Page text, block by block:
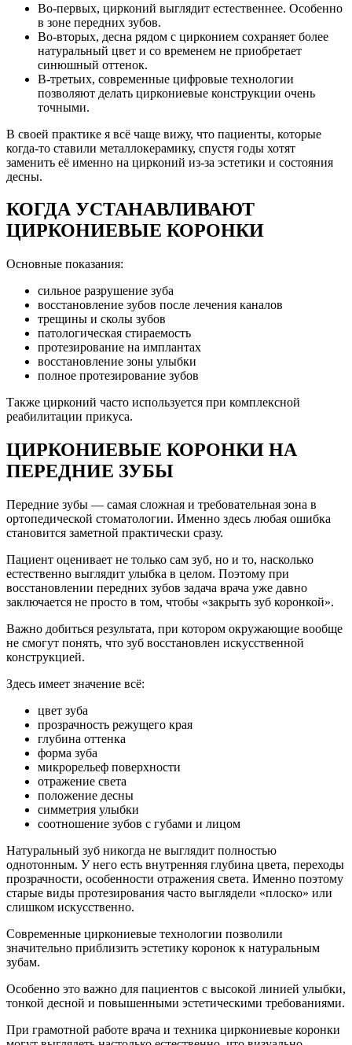
Во-первых, цирконий выглядит естественнее. Особенно
в зоне передних зубов.
Во-вторых, десна рядом с цирконием сохраняет более
натуральный цвет и со временем не приобретает
синюшный оттенок.
В-третьих, современные цифровые технологии
позволяют делать циркониевые конструкции очень
точными.
В своей практике я всё чаще вижу, что пациенты, которые
когда-то ставили металлокерамику, спустя годы хотят
заменить её именно на цирконий из-за эстетики и состояния
десны.
КОГДА УСТАНАВЛИВАЮТ
ЦИРКОНИЕВЫЕ КОРОНКИ
Основные показания:
сильное разрушение зуба
восстановление зубов после лечения каналов
трещины и сколы зубов
патологическая стираемость
протезирование на имплантах
восстановление зоны улыбки
полное протезирование зубов
Также цирконий часто используется при комплексной
реабилитации прикуса.
ЦИРКОНИЕВЫЕ КОРОНКИ НА
ПЕРЕДНИЕ ЗУБЫ
Передние зубы — самая сложная и требовательная зона в
ортопедической стоматологии. Именно здесь любая ошибка
становится заметной практически сразу.
Пациент оценивает не только сам зуб, но и то, насколько
естественно выглядит улыбка в целом. Поэтому при
восстановлении передних зубов задача врача уже давно
заключается не просто в том, чтобы «закрыть зуб коронкой».
Важно добиться результата, при котором окружающие вообще
не смогут понять, что зуб восстановлен искусственной
конструкцией.
Здесь имеет значение всё:
цвет зуба
прозрачность режущего края
глубина оттенка
форма зуба
микрорельеф поверхности
отражение света
положение десны
симметрия улыбки
соотношение зубов с губами и лицом
Натуральный зуб никогда не выглядит полностью
однотонным. У него есть внутренняя глубина цвета, переходы
прозрачности, особенности отражения света. Именно поэтому
старые виды протезирования часто выглядели «плоско» или
слишком искусственно.
Современные циркониевые технологии позволили
значительно приблизить эстетику коронок к натуральным
зубам.
Особенно это важно для пациентов с высокой линией улыбки,
тонкой десной и повышенными эстетическими требованиями.
При грамотной работе врача и техника циркониевые коронки